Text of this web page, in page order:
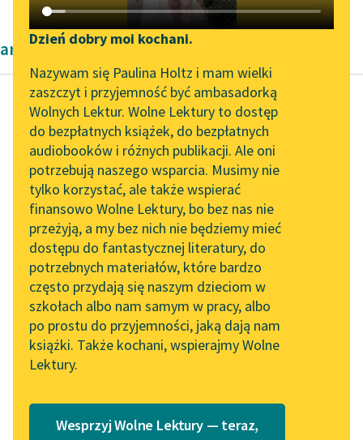
Katalog DAISY
Podkasty o książkach
Zgłoś brak utworu
Aktualności
„Prokurator Alicja Horn”
do słuchania
Byliśmy częścią AI Impact
Lab
Zapraszamy na spotkanie
online z tłumaczkami
literatury skandynawskiej
Spotkanie z Katarzyną
Tunkiel w Oslo
102. lata temu zmarł
Joseph Conrad
Narzędzia
Mapa Wolnych Lektur
Leśmianator
Przewodnik dla piszących i
czytających
API
OAI-PMH
Widget Wolnych Lektur
Przypisy
Katalog w formacie PDF
Dzień dobry moi kochani.
Nazywam się Paulina Holtz i mam wielki
zaszczyt i przyjemność być ambasadorką
Wolnych Lektur. Wolne Lektury to dostęp
do bezpłatnych książek, do bezpłatnych
audiobooków i różnych publikacji. Ale oni
potrzebują naszego wsparcia. Musimy nie
tylko korzystać, ale także wspierać
finansowo Wolne Lektury, bo bez nas nie
przeżyją, a my bez nich nie będziemy mieć
dostępu do fantastycznej literatury, do
potrzebnych materiałów, które bardzo
często przydają się naszym dzieciom w
szkołach albo nam samym w pracy, albo
po prostu do przyjemności, jaką dają nam
książki. Także kochani, wspierajmy Wolne
Lektury.
Wesprzyj Wolne Lektury — teraz,
artykuły naukowe okresu współczesności
Kazimierz Wyka
Modernizm polski
Epoka poprzedzająca
w Polsce modernizm
tylko pozornie
pozostawiała wolność
intelektowi: była
zasadniczo
racjonalistyczna, ale
racjonalizm...